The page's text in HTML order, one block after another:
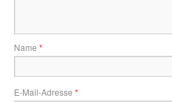
Name *
E-Mail-Adresse *